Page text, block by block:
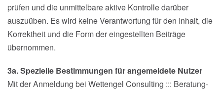
prüfen und die unmittelbare aktive Kontrolle darüber
auszuüben. Es wird keine Verantwortung für den Inhalt, die
Korrektheit und die Form der eingestellten Beiträge
übernommen.
3a. Spezielle Bestimmungen für angemeldete Nutzer
Mit der Anmeldung bei Wettengel Consulting ::: Beratung-